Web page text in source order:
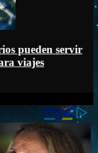
pueden servir
viajes